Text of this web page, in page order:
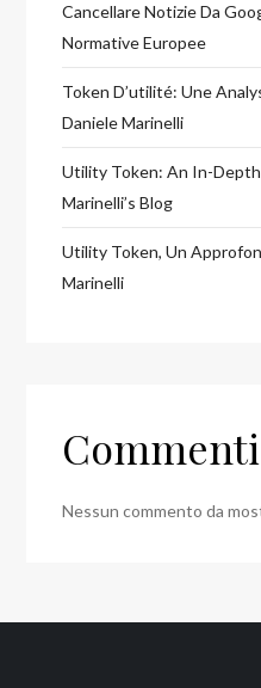
Cancellare Notizie Da
Normative Europee
Token D’utilité: Une
Daniele Marinelli
Utility Token: An In-
Marinelli’s Blog
Utility Token, Un
Marinelli
Nessun commento da